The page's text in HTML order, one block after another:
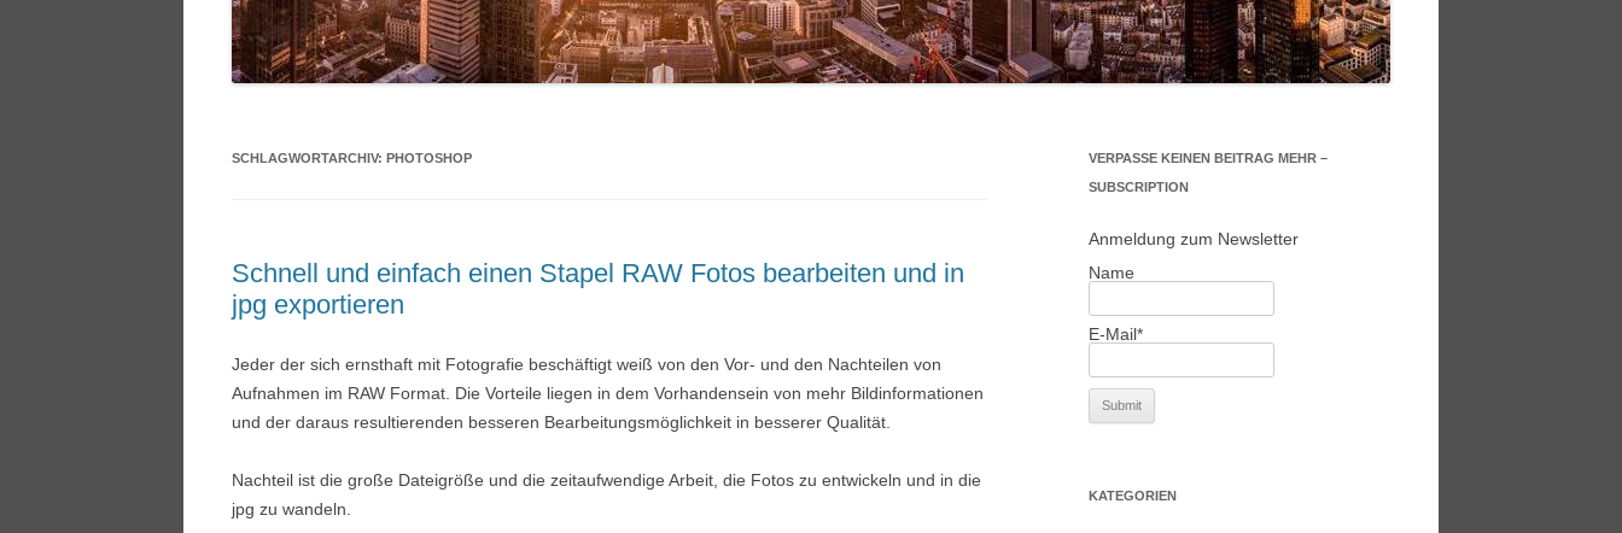
SCHLAGWORTARCHIV: PHOTOSHOP
Schnell und einfach einen Stapel RAW Fotos bearbeiten und in
jpg exportieren
Jeder der sich ernsthaft mit Fotografie beschäftigt weiß von den Vor- und den Nachteilen von
Aufnahmen im RAW Format. Die Vorteile liegen in dem Vorhandensein von mehr Bildinformationen
und der daraus resultierenden besseren Bearbeitungsmöglichkeit in besserer Qualität.
Nachteil ist die große Dateigröße und die zeitaufwendige Arbeit, die Fotos zu entwickeln und in die
jpg zu wandeln.
VERPASSE KEINEN BEITRAG MEHR –
SUBSCRIPTION
Anmeldung zum Newsletter
Name
E-Mail*
KATEGORIEN